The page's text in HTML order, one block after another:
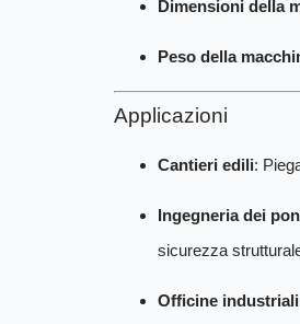
Dimensioni della
Peso della
Applicazioni
Cantieri edili:
Ingegneria dei
sicurezza
Officine industriali